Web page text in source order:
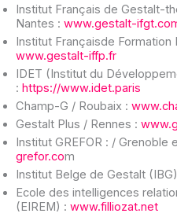
Institut Français de Gestalt-
Nantes : www.gestalt-
Institut Françaisde
www.gestalt-iffp.fr
IDET (Institut du
: https://www.idet.paris
Champ-G / Roubaix :
Gestalt Plus / Rennes :
Institut GREFOR : / Grenoble
grefor.com
Institut Belge de Gestalt
Ecole des intelligences
(EIREM) : www.filliozat.net